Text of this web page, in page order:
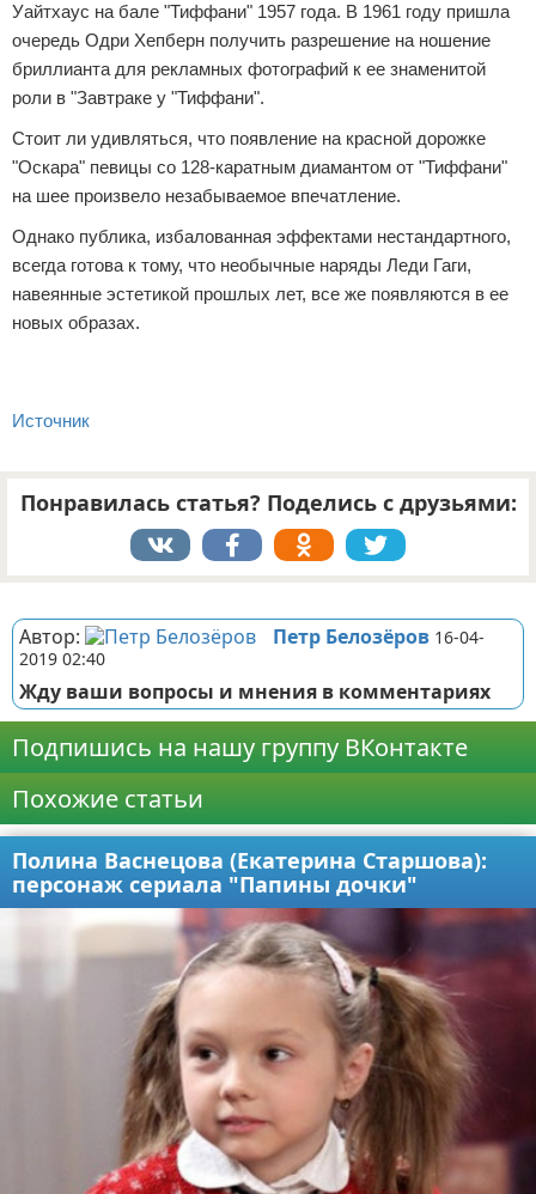
Уайтхаус на бале "Тиффани" 1957 года. В 1961 году пришла
очередь Одри Хепберн получить разрешение на ношение
бриллианта для рекламных фотографий к ее знаменитой
роли в "Завтраке у "Тиффани".
Стоит ли удивляться, что появление на красной дорожке
"Оскара" певицы со 128-каратным диамантом от "Тиффани"
на шее произвело незабываемое впечатление.
Однако публика, избалованная эффектами нестандартного,
всегда готова к тому, что необычные наряды Леди Гаги,
навеянные эстетикой прошлых лет, все же появляются в ее
новых образах.
Источник
Понравилась статья? Поделись с друзьями:
Автор: Петр Белозёров 16-04-
2019 02:40
Жду ваши вопросы и мнения в комментариях
Подпишись на нашу группу ВКонтакте
Похожие статьи
Полина Васнецова (Екатерина Старшова):
персонаж сериала "Папины дочки"